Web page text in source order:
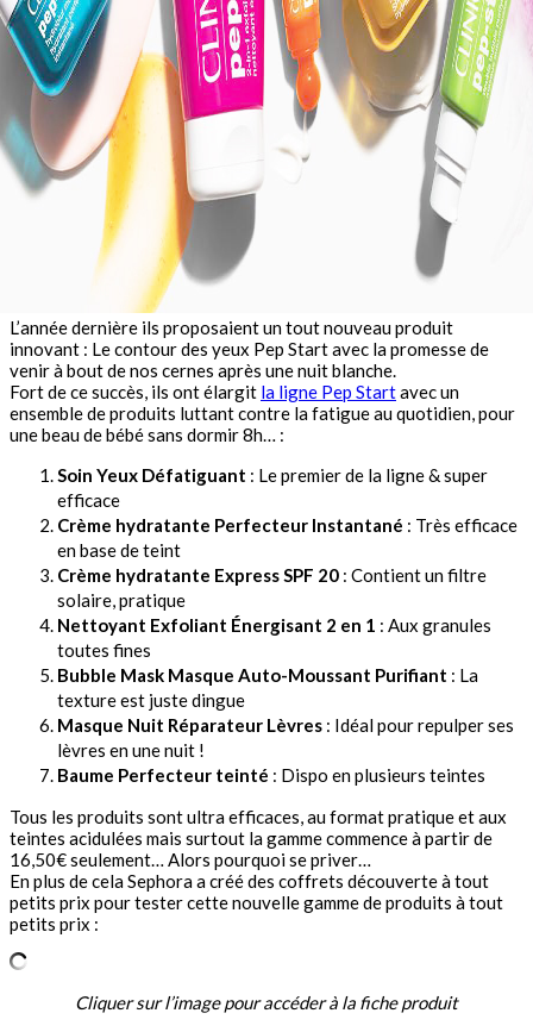
L’année dernière ils proposaient un tout nouveau produit
innovant : Le contour des yeux Pep Start avec la promesse de
venir à bout de nos cernes après une nuit blanche.
Fort de ce succès, ils ont élargit la ligne Pep Startavec un
ensemble de produits luttant contre la fatigue au quotidien, pour
une beau de bébé sans dormir 8h… :
Soin Yeux Défatiguant : Le premier de la ligne & super
efficace
Crème hydratante Perfecteur Instantané : Très efficace
en base de teint
Crème hydratante Express SPF 20 : Contient un filtre
solaire, pratique
Nettoyant Exfoliant Énergisant 2 en 1 : Aux granules
toutes fines
Bubble Mask Masque Auto-Moussant Purifiant : La
texture est juste dingue
Masque Nuit Réparateur Lèvres : Idéal pour repulper ses
lèvres en une nuit !
Baume Perfecteur teinté : Dispo en plusieurs teintes
Tous les produits sont ultra efficaces, au format pratique et aux
teintes acidulées mais surtout la gamme commence à partir de
16,50€ seulement… Alors pourquoi se priver…
En plus de cela Sephora a créé des coffrets découverte à tout
petits prix pour tester cette nouvelle gamme de produits à tout
petits prix :
Cliquer sur l’image pour accéder à la fiche produit